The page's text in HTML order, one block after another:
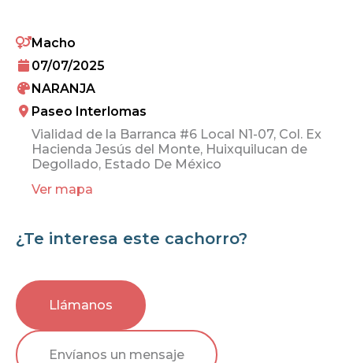
Macho
07/07/2025
NARANJA
Paseo Interlomas
Vialidad de la Barranca #6 Local N1-07, Col. Ex
Hacienda Jesús del Monte, Huixquilucan de
Degollado, Estado De México
Ver mapa
¿Te interesa este cachorro?
Llámanos
Envíanos un mensaje